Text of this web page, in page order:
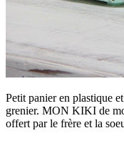
Petit panier en plastique
grenier. MON KIKI de
offert par le frère et la